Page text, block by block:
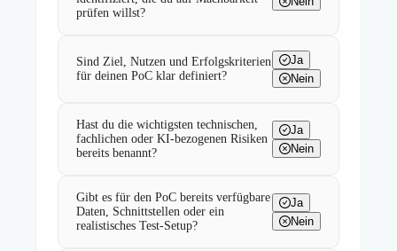
prüfen willst?
Sind Ziel, Nutzen und Erfolgskriterien
für deinen PoC klar definiert?
Ja
Nein
Hast du die wichtigsten technischen,
fachlichen oder KI-bezogenen Risiken
bereits benannt?
Ja
Nein
Gibt es für den PoC bereits verfügbare
Daten, Schnittstellen oder ein
realistisches Test-Setup?
Ja
Nein